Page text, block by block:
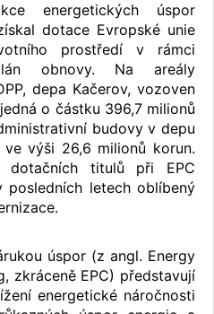
energetických úspor
dotace Evropské unie
prostředí v rámci
obnovy. Na areály
depa Kačerov, vozoven
o částku 396,7 milionů
budovy v depu
výši 26,6 milionů korun.
dotačních titulů při EPC
letech oblíbený
úspor (z angl. Energy
zkráceně EPC) představují
energetické náročnosti